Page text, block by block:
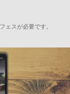
ェスが必要です。